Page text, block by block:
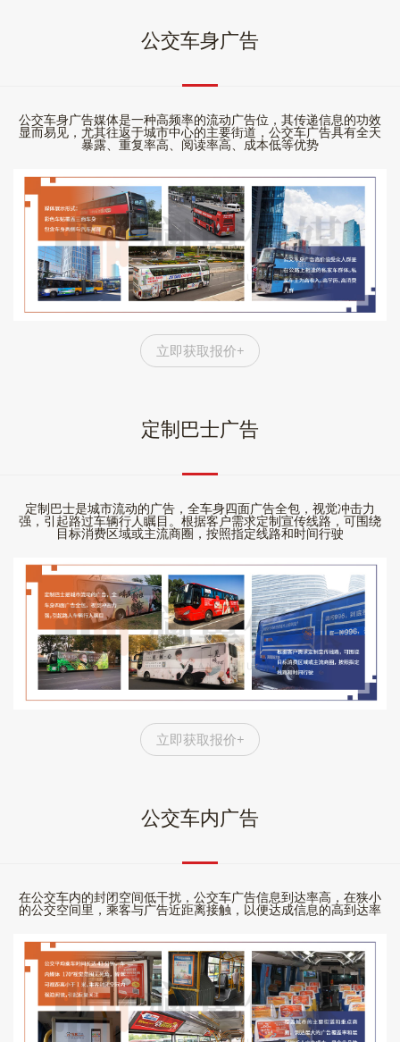
公交车身广告
公交车身广告媒体是一种高频率的流动广告位，其传递信息的功效
显而易见，尤其往返于城市中心的主要街道，公交车广告具有全天
暴露、重复率高、阅读率高、成本低等优势
立即获取报价+
定制巴士广告
定制巴士是城市流动的广告，全车身四面广告全包，视觉冲击力
强，引起路过车辆行人瞩目。根据客户需求定制宣传线路，可围绕
目标消费区域或主流商圈，按照指定线路和时间行驶
立即获取报价+
公交车内广告
在公交车内的封闭空间低干扰，公交车广告信息到达率高，在狭小
的公交空间里，乘客与广告近距离接触，以便达成信息的高到达率